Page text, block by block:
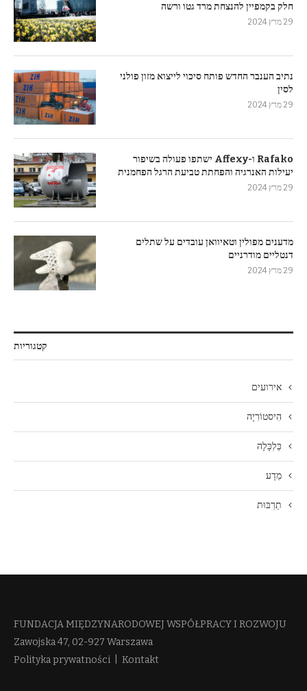
חלק בקמפיין להנצחת מרד גטו ורשה
29 מרץ 2024
נתיב הענבר החדש פותח סיכוי לייצוא מזון פולני
לסין
29 מרץ 2024
Rafako ו-Affexy ישתפו פעולה בשיפור
יעילות האנרגיה והפחתת טביעת הרגל הפחמנית
29 מרץ 2024
מדענים מפולין וטאיוואן עובדים על שתלים
דנטליים מודרניים
29 מרץ 2024
קטגוריות
אירועים
הִיסטוֹרִיָה
כַּלְכָּלָה
מַדָע
תַרְבּוּת
FUNDACJA MIĘDZYNARODOWEJ WSPÓŁPRACY I ROZWOJU​
Zawojska 47, 02-927 Warszawa
Polityka prywatności
Kontakt